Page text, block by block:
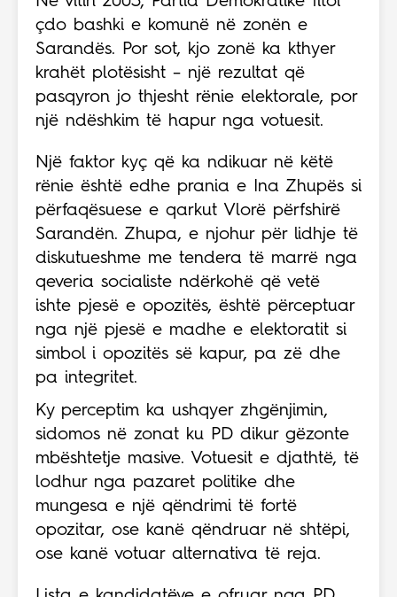
çdo bashki e komunë në zonën e
Sarandës. Por sot, kjo zonë ka kthyer
krahët plotësisht – një rezultat që
pasqyron jo thjesht rënie elektorale, por
një ndëshkim të hapur nga votuesit.
Një faktor kyç që ka ndikuar në këtë
rënie është edhe prania e Ina Zhupës si
përfaqësuese e qarkut Vlorë përfshirë
Sarandën. Zhupa, e njohur për lidhje të
diskutueshme me tendera të marrë nga
qeveria socialiste ndërkohë që vetë
ishte pjesë e opozitës, është përceptuar
nga një pjesë e madhe e elektoratit si
simbol i opozitës së kapur, pa zë dhe
pa integritet.
Ky perceptim ka ushqyer zhgënjimin,
sidomos në zonat ku PD dikur gëzonte
mbështetje masive. Votuesit e djathtë, të
lodhur nga pazaret politike dhe
mungesa e një qëndrimi të fortë
opozitar, ose kanë qëndruar në shtëpi,
ose kanë votuar alternativa të reja.